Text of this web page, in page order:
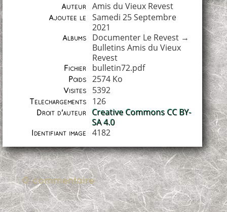
Auteur Amis du Vieux Revest
Ajoutée le
Samedi 25 Septembre
2021
Albums Documenter Le Revest→
Bulletins Amis du Vieux
Revest
Fichier bulletin72.pdf
Poids 2574 Ko
Visites 5392
Téléchargements 126
Droit d'auteur
Creative Commons CC BY-
SA 4.0
Identifiant image 4182
0 commentaire